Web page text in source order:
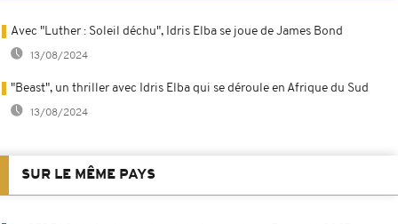
Avec "Luther : Soleil déchu", Idris Elba se joue de James Bond
13/08/2024
"Beast", un thriller avec Idris Elba qui se déroule en Afrique du Sud
13/08/2024
SUR LE MÊME PAYS